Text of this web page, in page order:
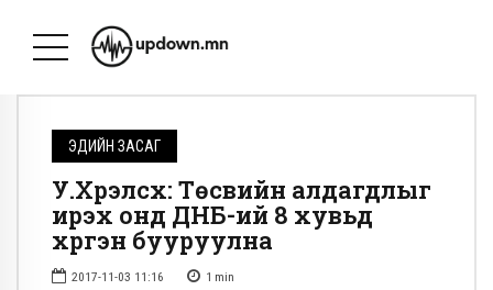
ЭДИЙН ЗАСАГ
У.Хүрэлсүх: Төсвийн алдагдлыг
ирэх онд ДНБ-ий 8 хувьд
хүргэн бууруулна
2017-11-03 11:16 1 min